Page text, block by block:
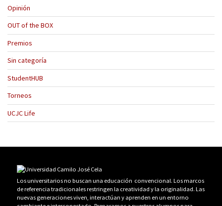
Opinión
OUT of the BOX
Premios
Sin categoría
StudentHUB
Torneos
UCJC Life
Los universitarios no buscan una educación convencional. Los marcos
de referencia tradicionales restringen la creatividad y la originalidad. Las
nuevas generaciones viven, interactúan y aprenden en un entorno